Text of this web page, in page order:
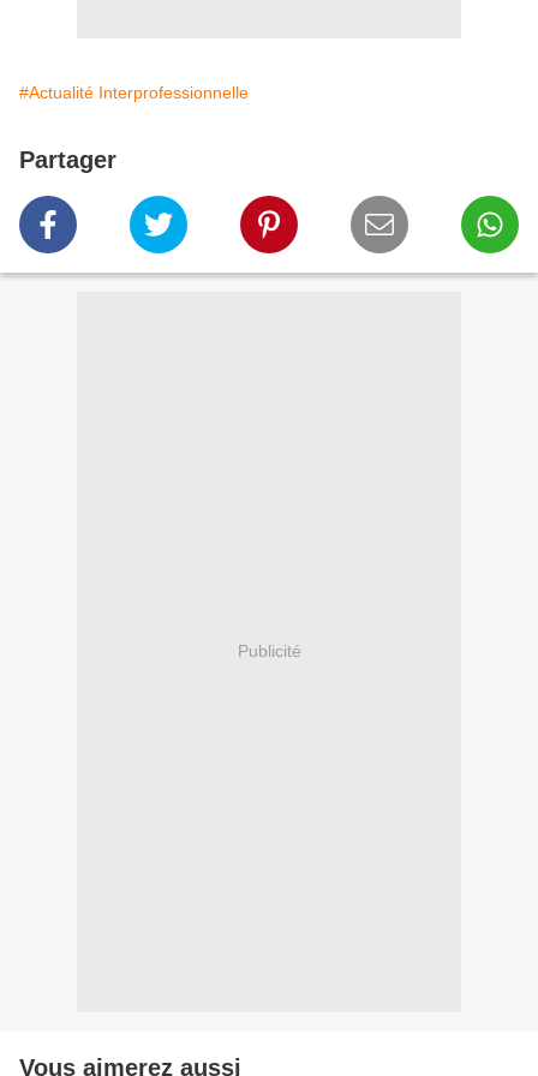
#Actualité Interprofessionnelle
Partager
Publicité
Vous aimerez aussi